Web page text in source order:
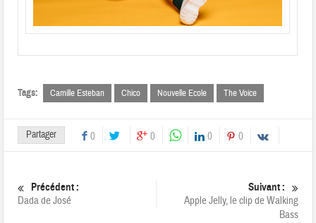
Tags: Camille Esteban Chico Nouvelle Ecole The Voice
Partager 0 0 0 0
Précédent :
Dada de José
Suivant :
Apple Jelly, le clip de Walking
Bass